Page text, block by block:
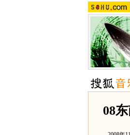
08